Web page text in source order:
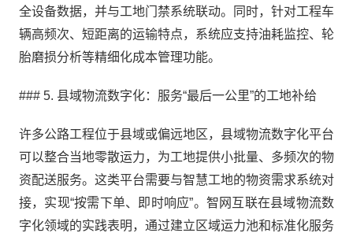
全设备数据，并与工地门禁系统联动。同时，针对工程车
辆高频次、短距离的运输特点，系统应支持油耗监控、轮
胎磨损分析等精细化成本管理功能。
### 5. 县域物流数字化：服务“最后一公里”的工地补给
许多公路工程位于县域或偏远地区，县域物流数字化平台
可以整合当地零散运力，为工地提供小批量、多频次的物
资配送服务。这类平台需要与智慧工地的物资需求系统对
接，实现“按需下单、即时响应”。智网互联在县域物流数
字化领域的实践表明，通过建立区域运力池和标准化服务